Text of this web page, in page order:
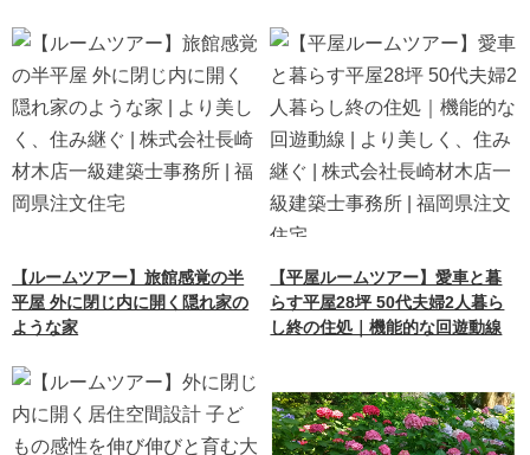
【ルームツアー】旅館感覚の半
平屋 外に閉じ内に開く隠れ家の
ような家
【平屋ルームツアー】愛車と暮
らす平屋28坪 50代夫婦2人暮ら
し終の住処｜機能的な回遊動線